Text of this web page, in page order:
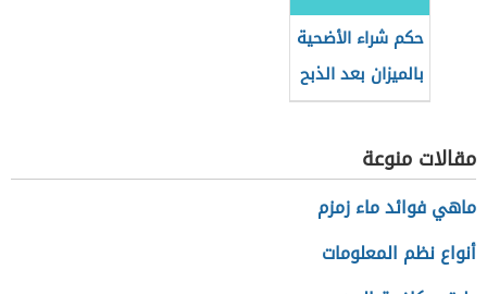
حكم شراء الأضحية
بالميزان بعد الذبح
مقالات منوعة
ماهي فوائد ماء زمزم
أنواع نظم المعلومات